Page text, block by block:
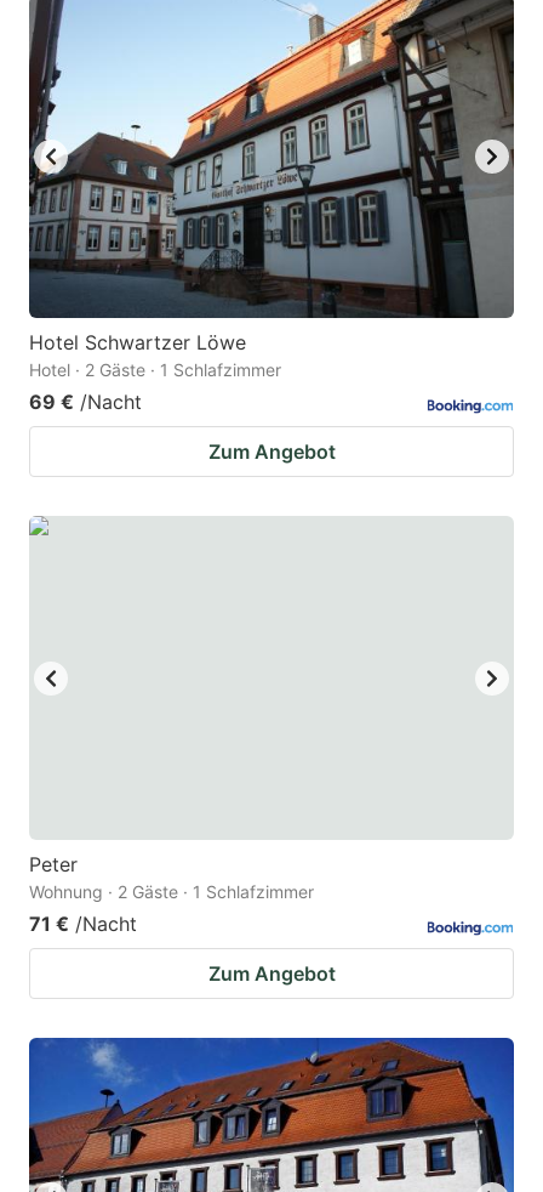
Hotel Schwartzer Löwe
Hotel · 2 Gäste · 1 Schlafzimmer
69 € /Nacht
Zum Angebot
Peter
Wohnung · 2 Gäste · 1 Schlafzimmer
71 € /Nacht
Zum Angebot